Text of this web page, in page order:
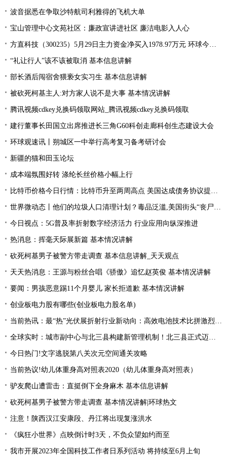
波音据悉在争取沙特航司利雅得的飞机大单
宝山管理中心文苑社区：廉政宣讲进社区 廉洁电影入人心
方直科技（300235）5月29日主力资金净买入1978.97万元 环球今亮点
“礼让行人”该不该被取消 基本信息讲解
部长酒后闯宿舍猥亵女实习生 基本信息讲解
被砍死柯基主人:对方家人说不是大事 基本情况讲解
腾讯视频cdkey兑换码领取网站_腾讯视频cdkey兑换码领取
建行董事长田国立出席推进长三角G60科创走廊科创生态建设大会
环球观速讯丨朔城区一中举行高考复习备考研讨会
新疆的猫和田玉论坛
成本端氛围好转 涤纶长丝价格小幅上行
比特币价格今日行情：比特币升至两周高点 美国达成债务协议提振风险偏好
世界微动态丨他们的垃圾人口清理计划？毒品泛滥,美国街头“丧尸”遍地 白宫:新兴威胁
今日视点：5G普及率折射数字经济活力 行业应用向纵深推进
热消息：挥毫天际展新篇 基本情况讲解
砍死柯基男子被警方带走调查 基本信息讲解_天天观点
天天热消息：王源与粉丝合唱《骄傲》追忆赵英俊 基本情况讲解
要闻：男孩恶意踢11个月婴儿 家长拒道歉 基本情况讲解
创业板电力股有哪些(创业板电力股名单)
当前热讯：最“热”光伏展折射行业新动向：高效电池技术比拼激烈 光伏厂商掘金第二赛道
全球实时：城市副中心与北三县构建新管理机制！北三县正式迈入“北京管理”时代！
今日热门!文字逃脱第八关次元空间通关攻略
当前热议!幼儿体重身高对照表2020（幼儿体重身高对照表）
驴友爬山遭雷击：直挺倒下全身麻木 基本信息讲解
砍死柯基男子被警方带走调查 基本情况讲解|环球热文
注意！陕西汉江安康段、丹江将出现复涨洪水
《疯狂小世界》点映倒计时3天，不负众望如约而至
我市开展2023年全国科技工作者日系列活动 将持续至6月上旬